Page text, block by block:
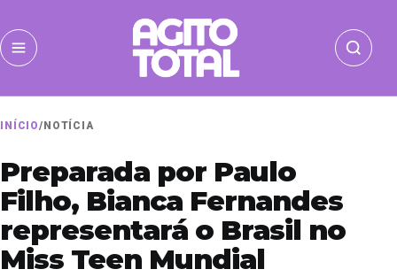
INÍCIO/ NOTÍCIA
Preparada por Paulo
Filho, Bianca Fernandes
representará o Brasil no
Miss Teen Mundial